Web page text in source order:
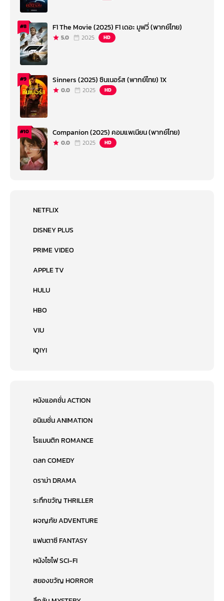
#8 F1 The Movie (2025) F1 เดอะ มูฟวี่ (พากย์ไทย)
5.0 2025 HD
#9 Sinners (2025) ซินเนอร์ส (พากย์ไทย) 1X
0.0 2025 HD
#10 Companion (2025) คอมแพเนียน (พากย์ไทย)
0.0 2025 HD
NETFLIX
DISNEY PLUS
PRIME VIDEO
APPLE TV
HULU
HBO
VIU
IQIYI
หนังแอคชั่น ACTION
อนิเมชั่น ANIMATION
โรแมนติก ROMANCE
ตลก COMEDY
ดราม่า DRAMA
ระทึกขวัญ THRILLER
ผจญภัย ADVENTURE
แฟนตาซี FANTASY
หนังไซไฟ SCI-FI
สยองขวัญ HORROR